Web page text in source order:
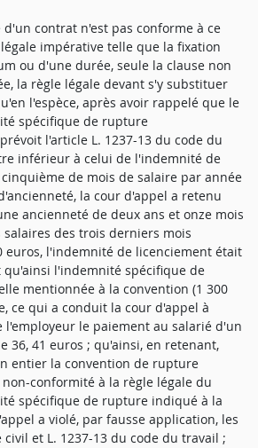
contrat n'est pas conforme à ce
impérative telle que la fixation
ou d'une durée, seule la clause non
la règle légale devant s'y substituer
l'espèce, après avoir rappelé que le
spécifique de rupture
l'article L. 1237-13 du code du
inférieur à celui de l'indemnité de
de mois de salaire par année
la cour d'appel a retenu
ancienneté de deux ans et onze mois
salaires des trois derniers mois
euros, l'indemnité de licenciement était
qu'ainsi l'indemnité spécifique de
mentionnée à la convention (1 300
ce qui a conduit la cour d'appel à
l'employeur le paiement au salarié d'un
36, 41 euros ; qu'ainsi, en retenant,
entier la convention de rupture
conformité à la règle légale du
spécifique de rupture indiqué à la
a violé, par fausse application, les
et L. 1237-13 du code du travail ;